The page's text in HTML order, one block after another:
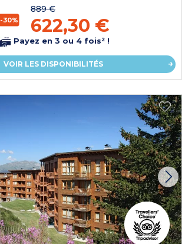
-30%
889 €
622,30 €
Payez en 3 ou 4 fois² !
VOIR LES DISPONIBILITÉS